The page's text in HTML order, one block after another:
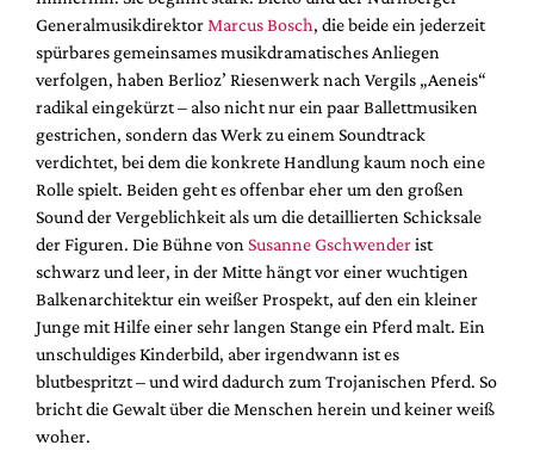
Generalmusikdirektor Marcus Bosch, die beide ein jederzeit
spürbares gemeinsames musikdramatisches Anliegen
verfolgen, haben Berlioz’ Riesenwerk nach Vergils „Aeneis“
radikal eingekürzt – also nicht nur ein paar Ballettmusiken
gestrichen, sondern das Werk zu einem Soundtrack
verdichtet, bei dem die konkrete Handlung kaum noch eine
Rolle spielt. Beiden geht es offenbar eher um den großen
Sound der Vergeblichkeit als um die detaillierten Schicksale
der Figuren. Die Bühne von Susanne Gschwenderist
schwarz und leer, in der Mitte hängt vor einer wuchtigen
Balkenarchitektur ein weißer Prospekt, auf den ein kleiner
Junge mit Hilfe einer sehr langen Stange ein Pferd malt. Ein
unschuldiges Kinderbild, aber irgendwann ist es
blutbespritzt – und wird dadurch zum Trojanischen Pferd. So
bricht die Gewalt über die Menschen herein und keiner weiß
woher.